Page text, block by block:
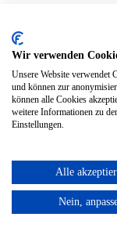
Wir verwenden
Unsere Website verwendet
und können zur
können alle Cookies
weitere Informationen zu
Einstellungen.
Alle
Nein,